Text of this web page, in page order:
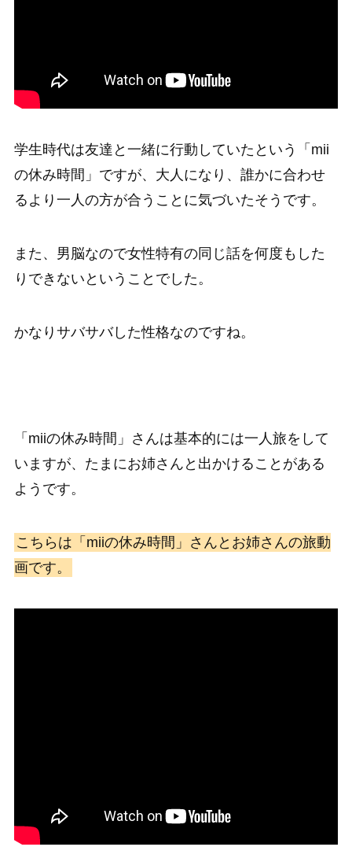
学生時代は友達と一緒に行動していたという「mii
の休み時間」ですが、大人になり、誰かに合わせ
るより一人の方が合うことに気づいたそうです。
また、男脳なので女性特有の同じ話を何度もした
りできないということでした。
かなりサバサバした性格なのですね。
「miiの休み時間」さんは基本的には一人旅をして
いますが、たまにお姉さんと出かけることがある
ようです。
こちらは「miiの休み時間」さんとお姉さんの旅動
画です。